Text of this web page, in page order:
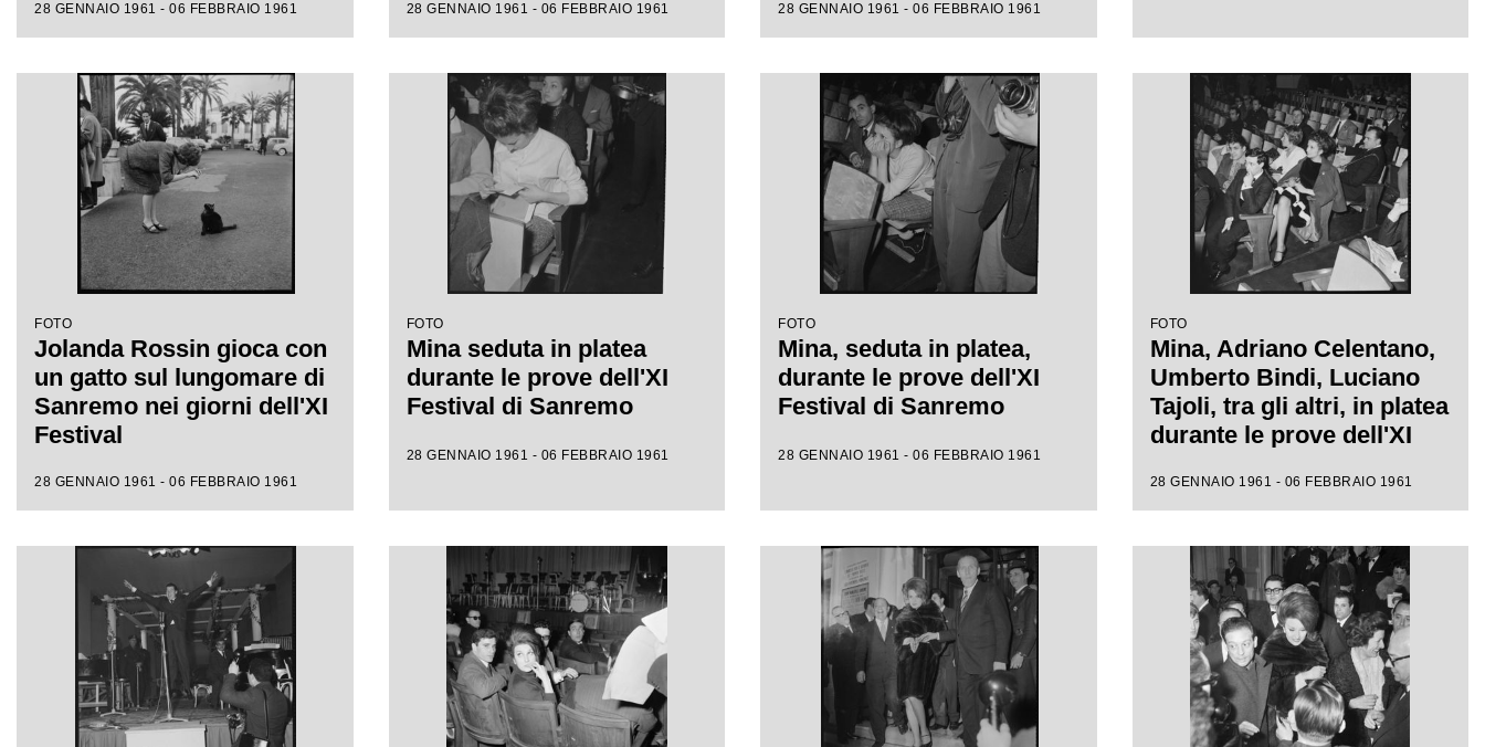
Sanremo
28 GENNAIO 1961 - 06 FEBBRAIO 1961 28 GENNAIO 1961 - 06 FEBBRAIO 1961 28 GENNAIO 1961 - 06 FEBBRAIO 1961
FOTO
Jolanda Rossin gioca con
un gatto sul lungomare di
Sanremo nei giorni dell'XI
Festival
28 GENNAIO 1961 - 06 FEBBRAIO 1961
FOTO
Mina seduta in platea
durante le prove dell'XI
Festival di Sanremo
28 GENNAIO 1961 - 06 FEBBRAIO 1961
FOTO
Mina, seduta in platea,
durante le prove dell'XI
Festival di Sanremo
28 GENNAIO 1961 - 06 FEBBRAIO 1961
FOTO
Mina, Adriano Celentano,
Umberto Bindi, Luciano
Tajoli, tra gli altri, in platea
durante le prove dell'XI
28 GENNAIO 1961 - 06 FEBBRAIO 1961